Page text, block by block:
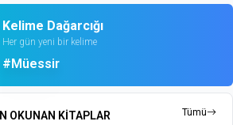
Kelime Dağarcığı
Her gün yeni bir kelime
#Müessir
OKUNAN KİTAPLAR Tümü